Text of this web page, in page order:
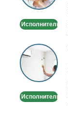
Выезд
дом
Исполнитель
Установка
кондиционеров
в
Москве
Исполнитель